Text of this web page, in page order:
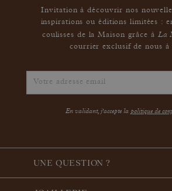
Invitation à découvrir nos
inspirations ou éditions limitées :
coulisses de la Maison grâce à La
courrier exclusif de nous à
En validant, j'accepte la politique de
UNE QUESTION ?